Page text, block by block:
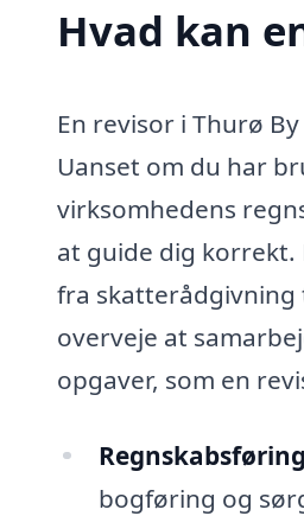
Hvad kan
En revisor i Thurø
Uanset om du har
virksomhedens
at guide dig
fra skatterådgivning
overveje at
opgaver, som en
bogføring og